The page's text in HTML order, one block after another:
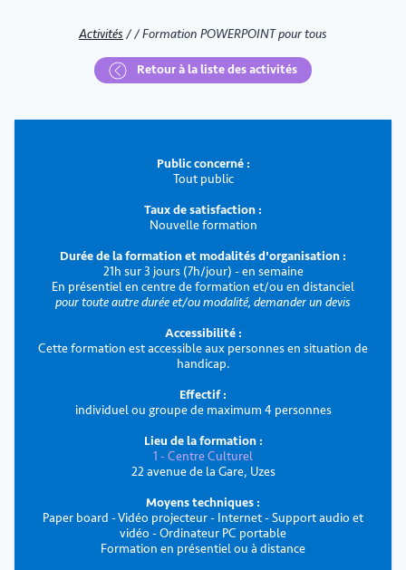
Retour à la liste des activités
Activités //Formation POWERPOINT pour tous
Public concerné :
Tout public
Taux de satisfaction :
Nouvelle formation
Durée de la formation et modalités d'organisation :
21h sur 3 jours (7h/jour) - en semaine
En présentiel en centre de formation et/ou en distanciel
pour toute autre durée et/ou modalité, demander un devis
Accessibilité :
Cette formation est accessible aux personnes en situation de
handicap.
Effectif :
individuel ou groupe de maximum 4 personnes
Lieu de la formation :
1 - Centre Culturel
22 avenue de la Gare, Uzes
Moyens techniques :
Paper board - Vidéo projecteur - Internet - Support audio et
vidéo - Ordinateur PC portable
Formation en présentiel ou à distance